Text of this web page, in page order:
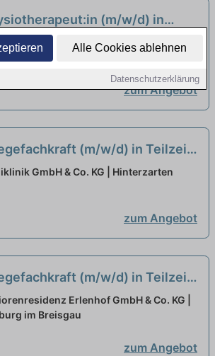
Alle Cookies ablehnen
Datenschutzerklärung
(m/w/d) in
- Arbeiten wo andere
machen!
Schuppenhörnle | Feldberg
zum Angebot
(m/w/d) in Teilzeit
uns startet Ihre Karriere! neu
GmbH & Co. KG | Hinterzarten
zum Angebot
(m/w/d) in Teilzeit
- Werde Teil unseres Teams!
Erlenhof GmbH & Co. KG |
im Breisgau
zum Angebot